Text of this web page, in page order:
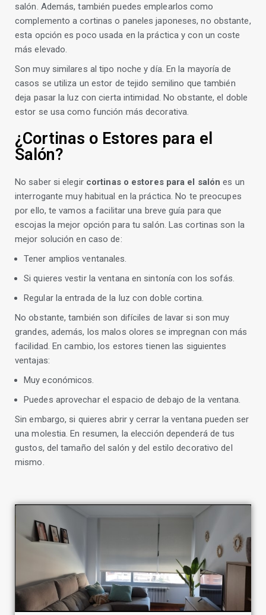
salón. Además, también puedes emplearlos como
complemento a cortinas o paneles japoneses, no obstante,
esta opción es poco usada en la práctica y con un coste
más elevado.
Son muy similares al tipo noche y día. En la mayoría de
casos se utiliza un estor de tejido semilino que también
deja pasar la luz con cierta intimidad. No obstante, el doble
estor se usa como función más decorativa.
¿Cortinas o Estores para el
Salón?
No saber si elegir cortinas o estores para el salón es un
interrogante muy habitual en la práctica. No te preocupes
por ello, te vamos a facilitar una breve guía para que
escojas la mejor opción para tu salón. Las cortinas son la
mejor solución en caso de:
Tener amplios ventanales.
Si quieres vestir la ventana en sintonía con los sofás.
Regular la entrada de la luz con doble cortina.
No obstante, también son difíciles de lavar si son muy
grandes, además, los malos olores se impregnan con más
facilidad. En cambio, los estores tienen las siguientes
ventajas:
Muy económicos.
Puedes aprovechar el espacio de debajo de la ventana.
Sin embargo, si quieres abrir y cerrar la ventana pueden ser
una molestia. En resumen, la elección dependerá de tus
gustos, del tamaño del salón y del estilo decorativo del
mismo.